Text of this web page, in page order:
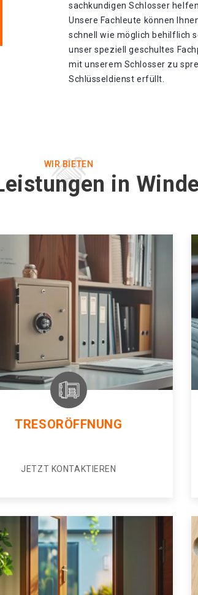
sachkundigen Schlosser
Unsere Fachleute können
schnell wie möglich behilflich
unser speziell geschultes
mit unserem Schlosser zu
Schlüsseldienst erfüllt.
WIR BIETEN
in
TRESORÖFFNUNG
JETZT KONTAKTIEREN